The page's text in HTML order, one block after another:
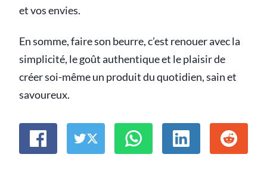
et vos envies.
En somme, faire son beurre, c’est renouer avec la
simplicité, le goût authentique et le plaisir de
créer soi-même un produit du quotidien, sain et
savoureux.